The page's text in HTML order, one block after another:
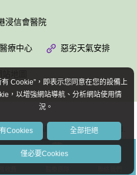
浸信會醫院
療中心 惡劣天氣安排
Hospital. All Rights Reserved.
有 Cookie”，即表示您同意在您的設備上
，以增強網站導航、分析網站使用情
況。
Cookies 全部拒絕
僅必要Cookies